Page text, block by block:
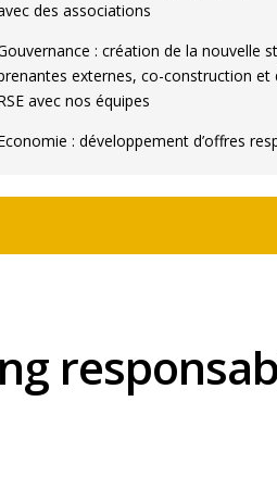
des associations
: création de la nouvelle
externes, co-construction
avec nos équipes
: développement d’offres